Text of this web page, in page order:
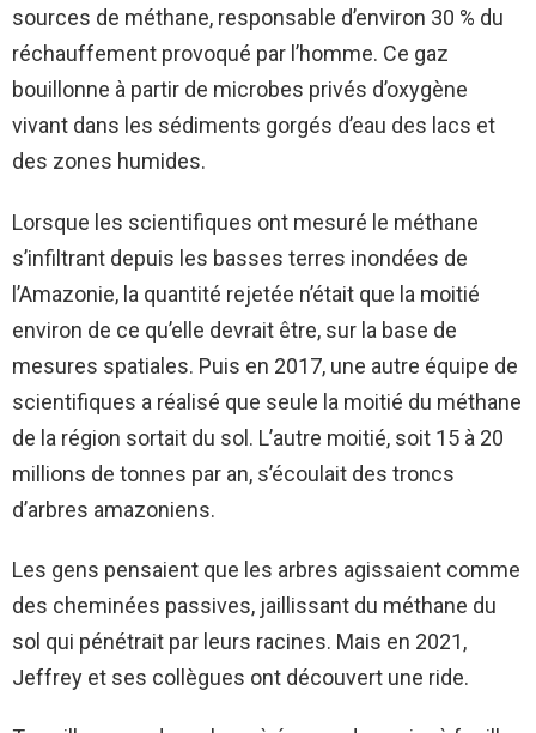
sources de méthane, responsable d’environ 30 % du
réchauffement provoqué par l’homme. Ce gaz
bouillonne à partir de microbes privés d’oxygène
vivant dans les sédiments gorgés d’eau des lacs et
des zones humides.
Lorsque les scientifiques ont mesuré le méthane
s’infiltrant depuis les basses terres inondées de
l’Amazonie, la quantité rejetée n’était que la moitié
environ de ce qu’elle devrait être, sur la base de
mesures spatiales. Puis en 2017, une autre équipe de
scientifiques a réalisé que seule la moitié du méthane
de la région sortait du sol. L’autre moitié, soit 15 à 20
millions de tonnes par an, s’écoulait des troncs
d’arbres amazoniens.
Les gens pensaient que les arbres agissaient comme
des cheminées passives, jaillissant du méthane du
sol qui pénétrait par leurs racines. Mais en 2021,
Jeffrey et ses collègues ont découvert une ride.